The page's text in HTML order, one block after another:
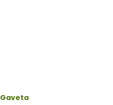
Gaveta